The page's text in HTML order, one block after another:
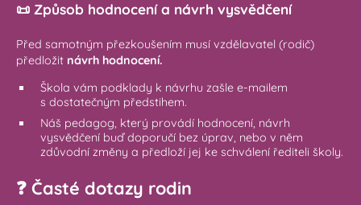
📜 Způsob hodnocení a návrh vysvědčení
Před samotným přezkoušením musí vzdělavatel (rodič)
předložit návrh hodnocení.
Škola vám podklady k návrhu zašle e-mailem
s dostatečným předstihem.
Náš pedagog, který provádí hodnocení, návrh
vysvědčení buď doporučí bez úprav, nebo v něm
zdůvodní změny a předloží jej ke schválení řediteli školy.
❓ Časté dotazy rodin